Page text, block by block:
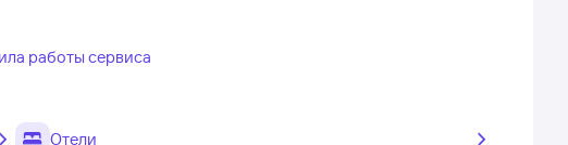
работы сервиса
Отели